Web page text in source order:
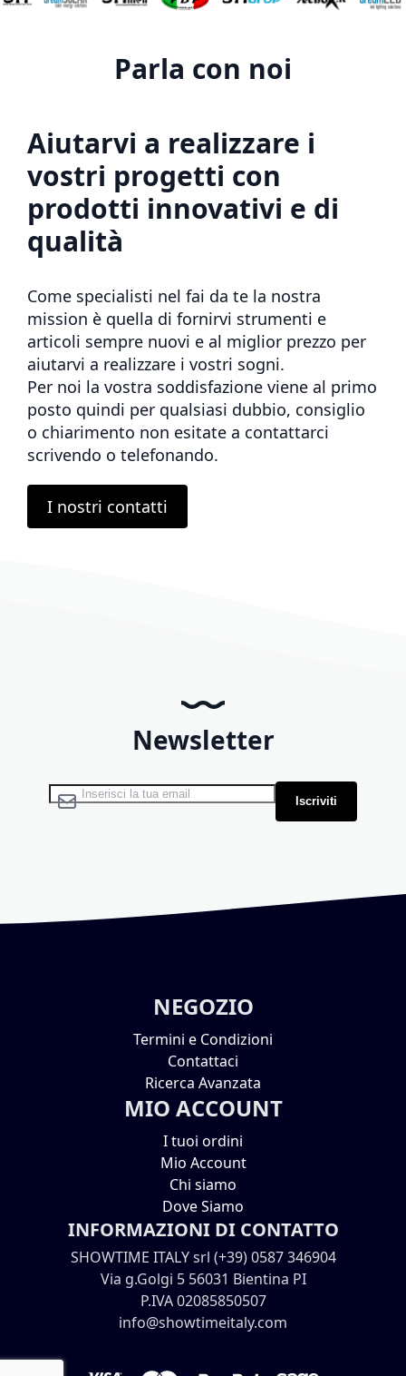
Parla con noi
Aiutarvi a realizzare i
vostri progetti con
prodotti innovativi e di
qualità
Come specialisti nel fai da te la nostra
mission è quella di fornirvi strumenti e
articoli sempre nuovi e al miglior prezzo per
aiutarvi a realizzare i vostri sogni.
Per noi la vostra soddisfazione viene al primo
posto quindi per qualsiasi dubbio, consiglio
o chiarimento non esitate a contattarci
scrivendo o telefonando.
I nostri contatti
Newsletter
Iscriviti alla nostra Newsletter: Iscriviti
NEGOZIO
Termini e Condizioni
Contattaci
Ricerca Avanzata
MIO ACCOUNT
I tuoi ordini
Mio Account
Chi siamo
Dove Siamo
INFORMAZIONI DI CONTATTO
SHOWTIME ITALY srl (+39) 0587 346904
Via g.Golgi 5 56031 Bientina PI
P.IVA 02085850507
info@showtimeitaly.com